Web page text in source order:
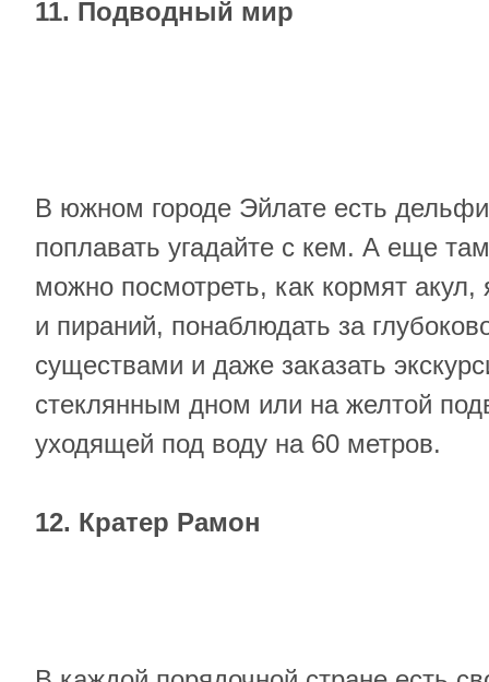
11. Подводный мир
В южном городе Эйлате есть
поплавать угадайте с кем. А еще
можно посмотреть, как кормят
и пираний, понаблюдать за
существами и даже заказать
стеклянным дном или на желтой
уходящей под воду на 60 метров.
12. Кратер Рамон